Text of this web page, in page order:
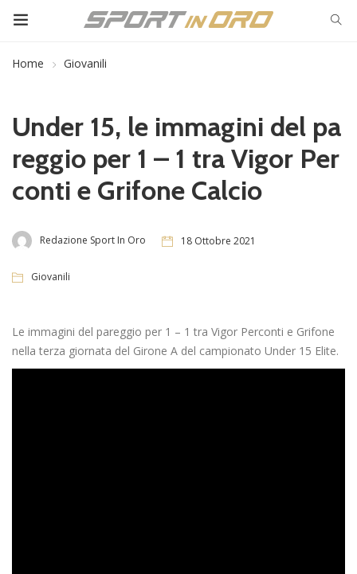
Home Giovanili
Under 15, le immagini del pa
reggio per 1 – 1 tra Vigor Per
conti e Grifone Calcio
Redazione Sport In Oro 18 Ottobre 2021
Giovanili
Le immagini del pareggio per 1 – 1 tra Vigor Perconti e Grifone
nella terza giornata del Girone A del campionato Under 15 Elite.